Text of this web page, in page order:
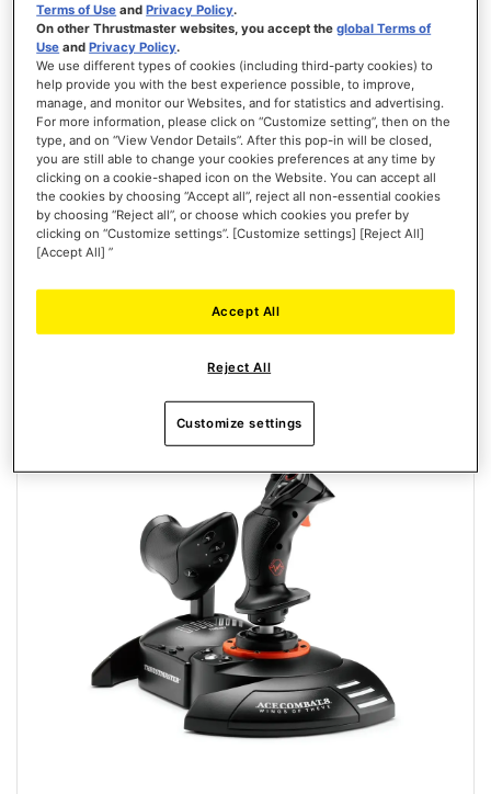
T.FLIGHT HOTAS NEO ACE COMBAT 8 WINGS OF THEVE EDITION
(PLAYSTATION/PC)
Terms of Use andPrivacy Policy.
On other Thrustmaster websites, you accept theglobal Terms of
Use andPrivacy Policy.
We use different types of cookies (including third-party cookies) to
help provide you with the best experience possible, to improve,
manage, and monitor our Websites, and for statistics and advertising.
For more information, please click on “Customize setting”, then on the
type, and on “View Vendor Details”. After this pop-in will be closed,
you are still able to change your cookies preferences at any time by
clicking on a cookie-shaped icon on the Website. You can accept all
the cookies by choosing “Accept all”, reject all non-essential cookies
by choosing “Reject all”, or choose which cookies you prefer by
clicking on “Customize settings”. [Customize settings] [Reject All]
[Accept All] ”
Reject All
Accept All
Customize settings